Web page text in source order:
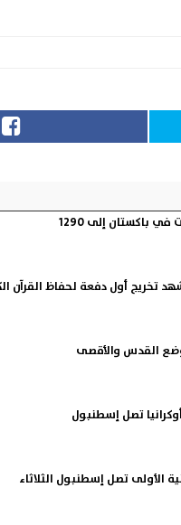
باكستان إلى 1290
أول دفعة لحفاظ القرآن
القدس والأقصى
تصل إسطنبول
الأولى تصل إسطنبول الثلاثاء